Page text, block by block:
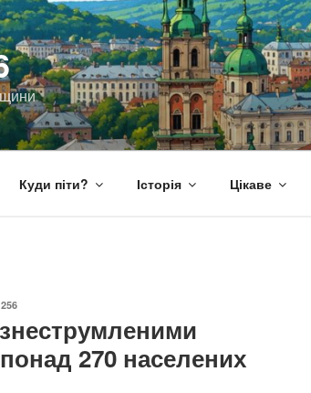
Куди піти? Історія Цікаве
270 населених